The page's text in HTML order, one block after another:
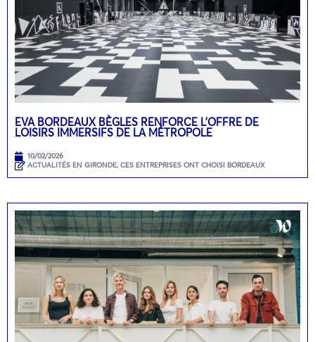
EVA BORDEAUX BÈGLES RENFORCE L’OFFRE DE
LOISIRS IMMERSIFS DE LA MÉTROPOLE
10/02/2026
ACTUALITÉS EN GIRONDE, CES ENTREPRISES ONT CHOISI BORDEAUX